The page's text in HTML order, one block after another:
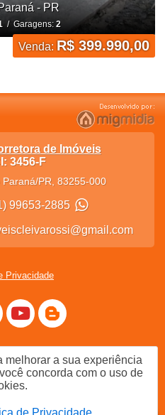
- PR
/ Garagens: 2
Venda: R$ 399.990,00
de Imóveis
3456-F
Paraná/PR, 83255-000
99653-2885
Privacidade
melhorar a sua experiência
concorda com o uso de
de Privacidade